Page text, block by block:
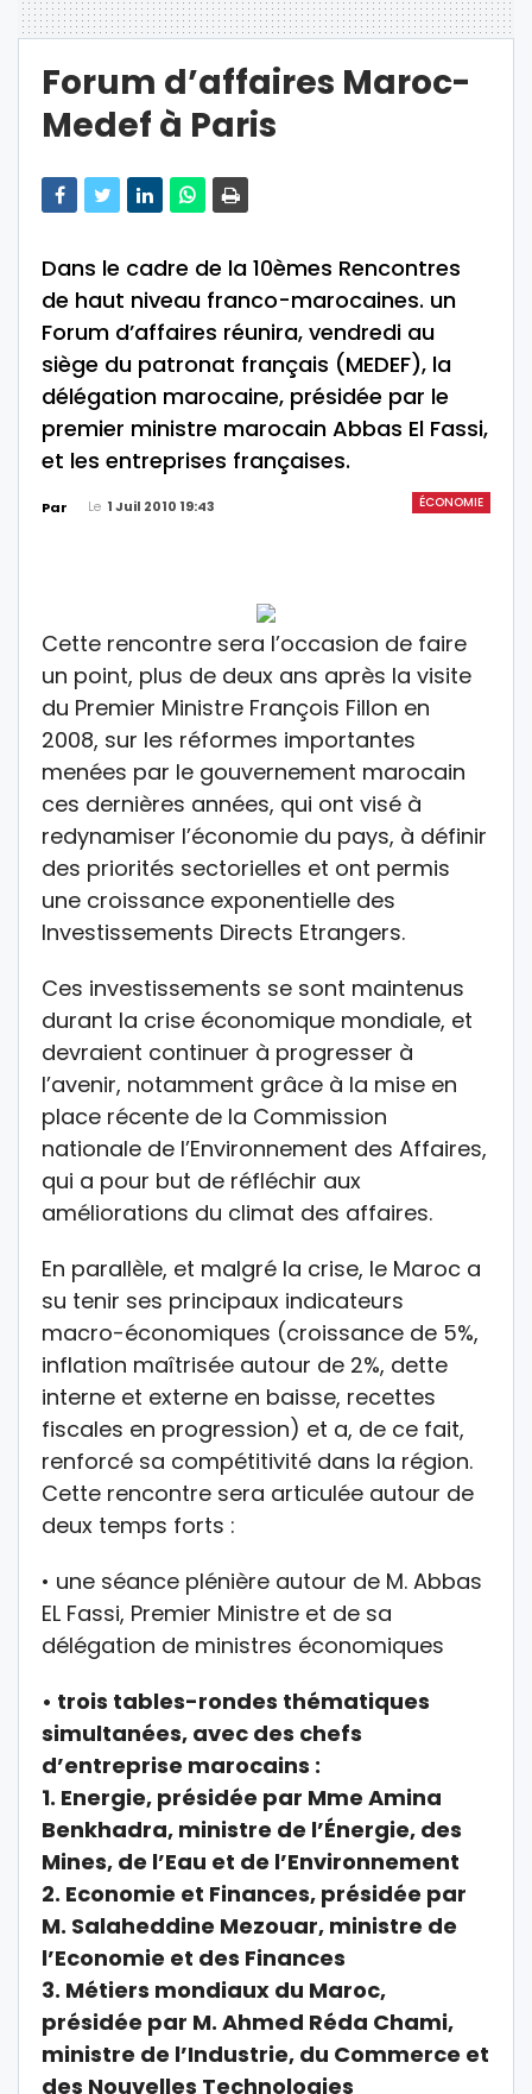
Forum d’affaires Maroc-
Medef à Paris
Dans le cadre de la 10èmes Rencontres
de haut niveau franco-marocaines. un
Forum d’affaires réunira, vendredi au
siège du patronat français (MEDEF), la
délégation marocaine, présidée par le
premier ministre marocain Abbas El Fassi,
et les entreprises françaises.
ÉCONOMIE
Par Le 1 Juil 2010 19:43
Cette rencontre sera l’occasion de faire
un point, plus de deux ans après la visite
du Premier Ministre François Fillon en
2008, sur les réformes importantes
menées par le gouvernement marocain
ces dernières années, qui ont visé à
redynamiser l’économie du pays, à définir
des priorités sectorielles et ont permis
une croissance exponentielle des
Investissements Directs Etrangers.
Ces investissements se sont maintenus
durant la crise économique mondiale, et
devraient continuer à progresser à
l’avenir, notamment grâce à la mise en
place récente de la Commission
nationale de l’Environnement des Affaires,
qui a pour but de réfléchir aux
améliorations du climat des affaires.
En parallèle, et malgré la crise, le Maroc a
su tenir ses principaux indicateurs
macro-économiques (croissance de 5%,
inflation maîtrisée autour de 2%, dette
interne et externe en baisse, recettes
fiscales en progression) et a, de ce fait,
renforcé sa compétitivité dans la région.
Cette rencontre sera articulée autour de
deux temps forts :
• une séance plénière autour de M. Abbas
EL Fassi, Premier Ministre et de sa
délégation de ministres économiques
• trois tables-rondes thématiques
simultanées, avec des chefs
d’entreprise marocains :
1. Energie, présidée par Mme Amina
Benkhadra, ministre de l’Énergie, des
Mines, de l’Eau et de l’Environnement
2. Economie et Finances, présidée par
M. Salaheddine Mezouar, ministre de
l’Economie et des Finances
3. Métiers mondiaux du Maroc,
présidée par M. Ahmed Réda Chami,
ministre de l’Industrie, du Commerce et
des Nouvelles Technologies